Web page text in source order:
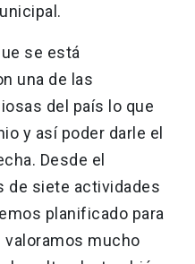
se está
una de las
del país lo que
y así poder darle el
Desde el
de siete actividades
planificado para
valoramos mucho